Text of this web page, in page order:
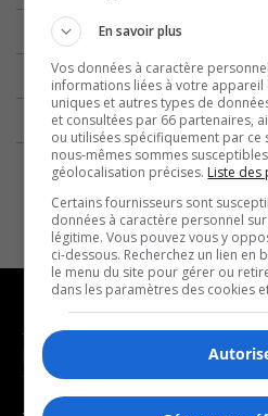
NOUVELLES
- Affaires municipales
-
En savoir plus
Vos données à caractère
informations liées à votre
uniques et autres types de
et consultées par 66 partenaires,
ou utilisées spécifiquement par ce
nous-mêmes sommes
géolocalisation précises. Liste des
Certains fournisseurs sont
données à caractère personnel
légitime. Vous pouvez vous y
ci-dessous. Recherchez un lien en
le menu du site pour gérer ou
dans les paramètres des cookies